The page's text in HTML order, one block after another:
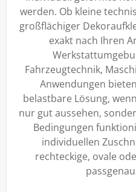
werden. Ob kleine
großflächiger
exakt nach Ihren
Fahrzeugtechnik,
Anwendungen
belastbare Lösung,
nur gut aussehen,
Bedingungen
individuellen
rechteckige, ovale